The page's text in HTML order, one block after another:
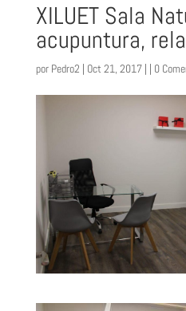
XILUET Sala
acupuntura,
por Pedro2 | Oct 21, 2017 | | 0